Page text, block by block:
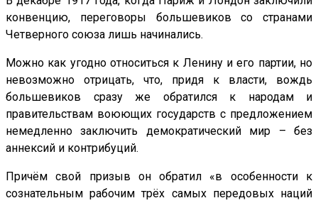
конвенцию, переговоры большевиков со странами
Четверного союза лишь начинались.
Можно как угодно относиться к Ленину и его партии, но
невозможно отрицать, что, придя к власти, вождь
большевиков сразу же обратился к народам и
правительствам воюющих государств с предложением
немедленно заключить демократический мир – без
аннексий и контрибуций.
Причём свой призыв он обратил «в особенности к
сознательным рабочим трёх самых передовых наций